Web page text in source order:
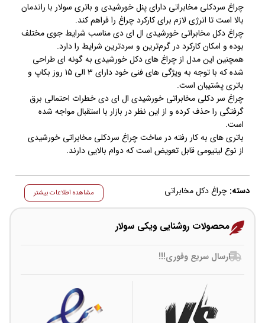
چراغ سردکلی مخابراتی دارای پنل خورشیدی و باتری سولار با راندمان
بالا است تا انرژی لازم برای کارکرد چراغ را فراهم کند.
چراغ دکل مخابراتی خورشیدی ال ای دی مناسب شرایط جوی مختلف
بوده و امکان کارکرد در گرم‌ترین و سردترین شرایط را دارد.
همچنین این مدل از چراغ های دکل خورشیدی به گونه ای طراحی
شده که با توجه به ویژگی های فنی خود دارای ۳ الی ۱۵ روز بکاپ و
باتری پشتیبان است.
چراغ سر دکلی مخابراتی خورشیدی ال ای دی خطرات احتمالی برق
گرفتگی را حذف کرده و از این نظر در بازار با استقبال مواجه شده
است.
باتری های به کار رفته در ساخت چراغ سردکلی مخابراتی خورشیدی
از نوع لیتیومی قابل تعویض است که دوام بالایی دارند.
دسته: چراغ دکل مخابراتی مشاهده اطلاعات بیشتر
محصولات روشنایی ویکی سولار
ارسال سریع وفوری!!!